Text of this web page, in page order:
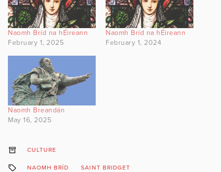
Naomh Bríd na hÉireann
February 1, 2025
Naomh Bríd na hÉireann
February 1, 2024
Naomh Breandán
May 16, 2025
CULTURE
NAOMH BRÍD SAINT BRIDGET